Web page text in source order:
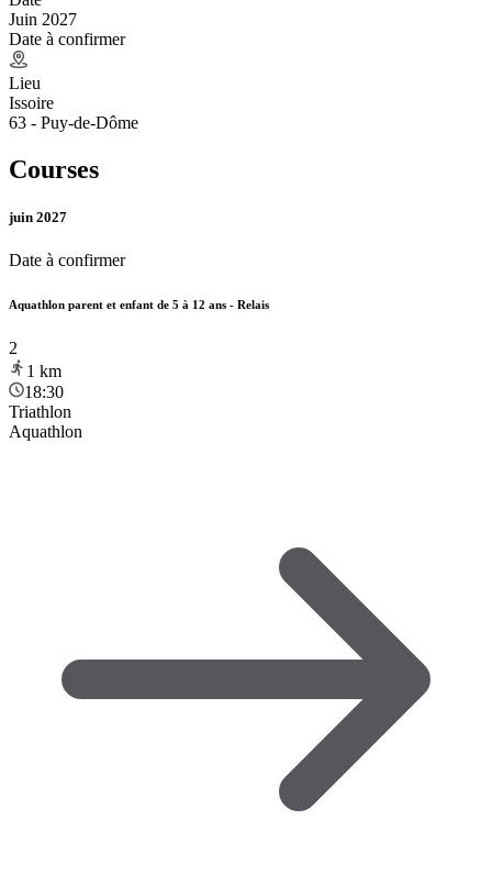
Juin 2027
Date à confirmer
Lieu
Issoire
63 - Puy-de-Dôme
Courses
juin 2027
Date à confirmer
Aquathlon parent et enfant de 5 à 12 ans - Relais
2
1 km
18:30
Triathlon
Aquathlon